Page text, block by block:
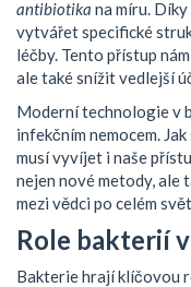
antibiotika na míru.
vytvářet specifické
léčby. Tento přístup
ale také snížit vedlejší
Moderní technologie v
infekčním nemocem.
musí vyvíjet i naše
nejen nové metody, ale
mezi vědci po celém
Role bakterií
Bakterie hrají klíčovou